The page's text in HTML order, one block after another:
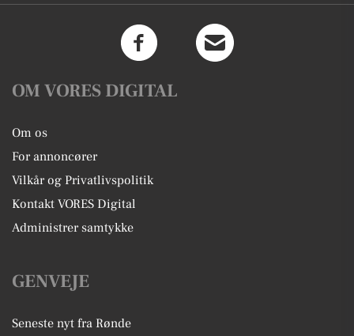
OM VORES DIGITAL
Om os
For annoncører
Vilkår og Privatlivspolitik
Kontakt VORES Digital
Administrer samtykke
GENVEJE
Seneste nyt fra Rønde